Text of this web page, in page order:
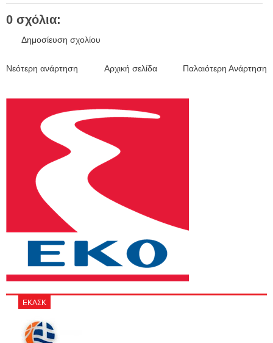
0 σχόλια:
Δημοσίευση σχολίου
Νεότερη ανάρτηση Παλαιότερη Ανάρτηση
Αρχική σελίδα
ΕΚΑΣΚ